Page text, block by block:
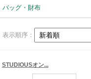
バッグ・財布
表示順序：
STUDIOUSオン...